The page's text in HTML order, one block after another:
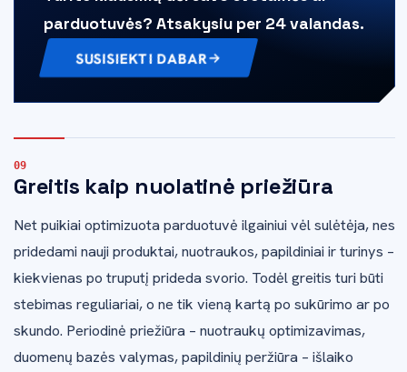
parduotuvės? Atsakysiu per 24 valandas.
SUSISIEKTI DABAR
Greitis kaip nuolatinė priežiūra
Net puikiai optimizuota parduotuvė ilgainiui vėl sulėtėja, nes
pridedami nauji produktai, nuotraukos, papildiniai ir turinys –
kiekvienas po truputį prideda svorio. Todėl greitis turi būti
stebimas reguliariai, o ne tik vieną kartą po sukūrimo ar po
skundo. Periodinė priežiūra – nuotraukų optimizavimas,
duomenų bazės valymas, papildinių peržiūra – išlaiko